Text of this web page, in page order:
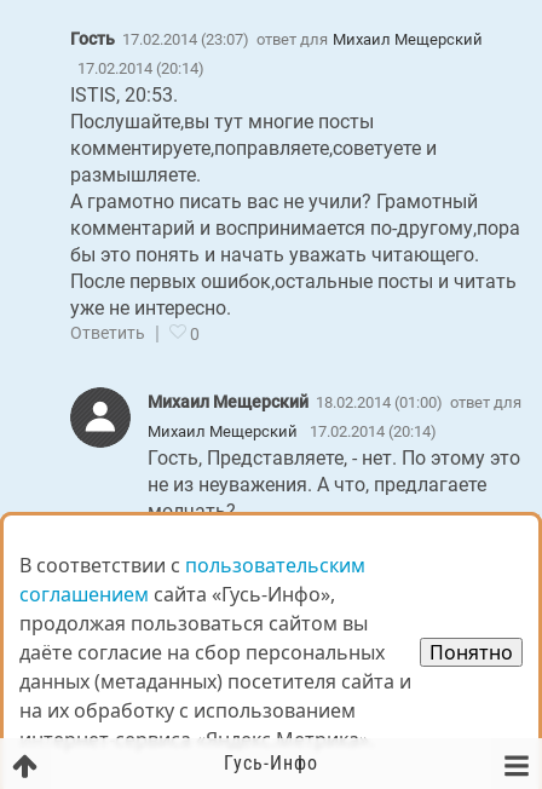
Гость 17.02.2014 (23:07) ответ для Михаил Мещерский
17.02.2014 (20:14)
ISTIS, 20:53.
Послушайте,вы тут многие посты
комментируете,поправляете,советуете и
размышляете.
А грамотно писать вас не учили? Грамотный
комментарий и воспринимается по-другому,пора
бы это понять и начать уважать читающего.
После первых ошибок,остальные посты и читать
уже не интересно.
Ответить | 0
Михаил Мещерский 18.02.2014 (01:00) ответ для
Михаил Мещерский
17.02.2014 (20:14)
Гость, Представляете, - нет. По этому это
не из неуважения. А что, предлагаете
молчать?
опыт, тем и расту. Знаете, спасибо за
комментарий, но, боюсь он звучит пусто
для моих пробелов грамотности,
поскольку не вижу указаний на
правописание, правила, ошибки.
А в общем, вами написанное вызывает у
меня и следующие мысли -
Толи вам не нравится то, что я вообще
пишу, тогда кто или что мешает не
Гусь-Инфо
В соответствии с пользовательским
соглашением сайта «Гусь-Инфо»,
продолжая пользоваться сайтом вы
даёте согласие на сбор персональных
данных (метаданных) посетителя сайта и
на их обработку с использованием
интернет-сервиса «Яндекс.Метрика».
Понятно
В соответствии с пользовательским
соглашением сайта «Гусь-Инфо»,
продолжая пользоваться сайтом вы
даёте согласие на сбор персональных
данных (метаданных) посетителя сайта и
на их обработку с использованием
интернет-сервиса «Яндекс.Метрика».
Понятно